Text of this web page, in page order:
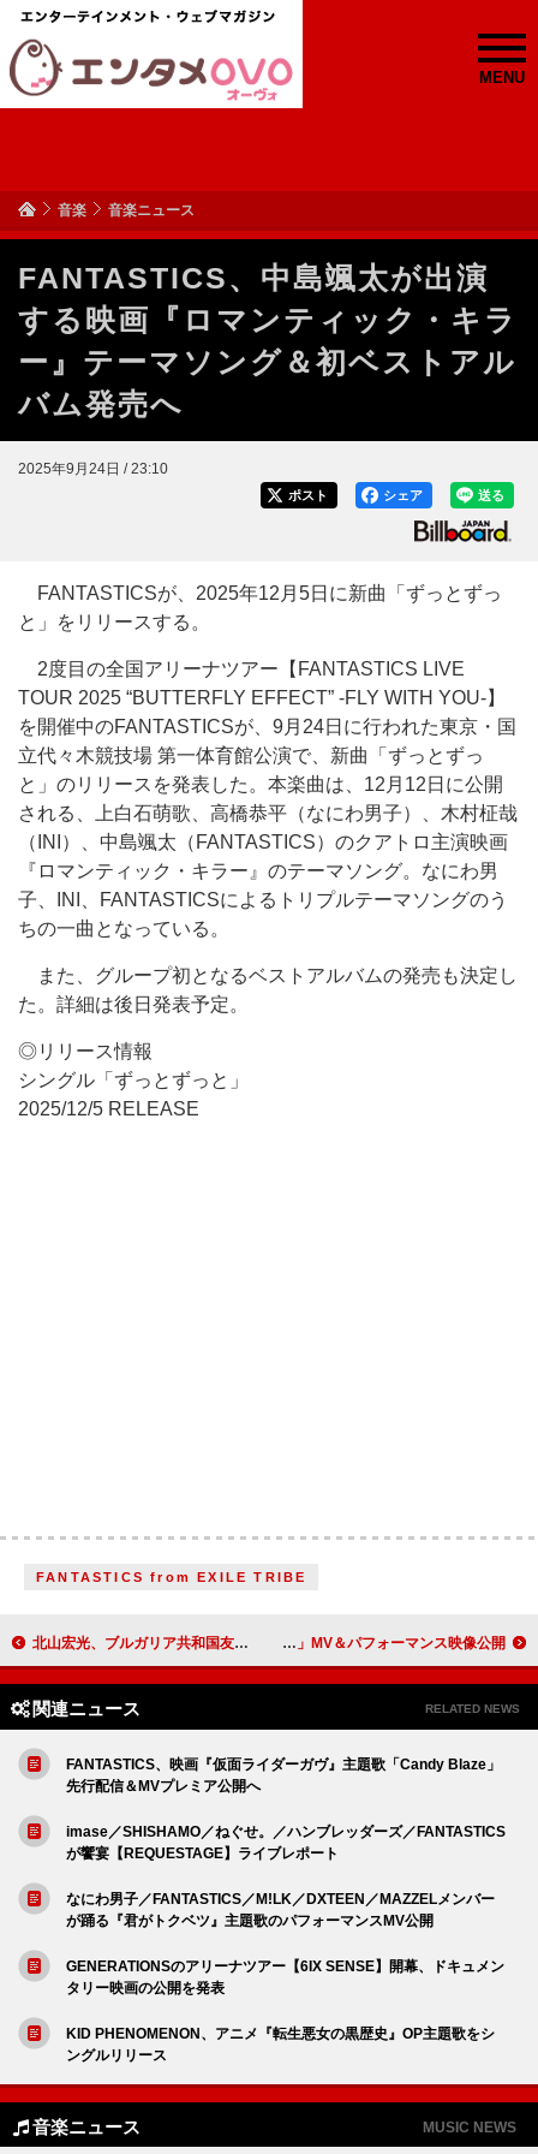
MENU
音楽 音楽ニュース
FANTASTICS、中島颯太が出演
する映画『ロマンティック・キラ
ー』テーマソング＆初ベストアル
バム発売へ
2025年9月24日 / 23:10
送る
シェア
ポスト
FANTASTICSが、2025年12月5日に新曲「ずっとずっ
と」をリリースする。
2度目の全国アリーナツアー【FANTASTICS LIVE
TOUR 2025 “BUTTERFLY EFFECT” -FLY WITH YOU-】
を開催中のFANTASTICSが、9月24日に行われた東京・国
立代々木競技場 第一体育館公演で、新曲「ずっとずっ
と」のリリースを発表した。本楽曲は、12月12日に公開
される、上白石萌歌、高橋恭平（なにわ男子）、木村柾哉
（INI）、中島颯太（FANTASTICS）のクアトロ主演映画
『ロマンティック・キラー』のテーマソング。なにわ男
子、INI、FANTASTICSによるトリプルテーマソングのう
ちの一曲となっている。
また、グループ初となるベストアルバムの発売も決定し
た。詳細は後日発表予定。
◎リリース情報
シングル「ずっとずっと」
2025/12/5 RELEASE
FANTASTICS from EXILE TRIBE
北山宏光、ブルガリア共和国友好親善大使に就任「日本とブルガリアをつなぐ架け橋に」 TWS、ミニアルバム『play hard』10月リリース 新曲「Head Shoulders Knees Toes」MV＆パフォーマンス映像公開
関連ニュース RELATED NEWS
FANTASTICS、映画『仮面ライダーガヴ』主題歌「Candy Blaze」
先行配信＆MVプレミア公開へ
imase／SHISHAMO／ねぐせ。／ハンブレッダーズ／FANTASTICS
が饗宴【REQUESTAGE】ライブレポート
なにわ男子／FANTASTICS／M!LK／DXTEEN／MAZZELメンバー
が踊る『君がトクベツ』主題歌のパフォーマンスMV公開
GENERATIONSのアリーナツアー【6IX SENSE】開幕、ドキュメン
タリー映画の公開を発表
KID PHENOMENON、アニメ『転生悪女の黒歴史』OP主題歌をシ
ングルリリース
音楽ニュース MUSIC NEWS